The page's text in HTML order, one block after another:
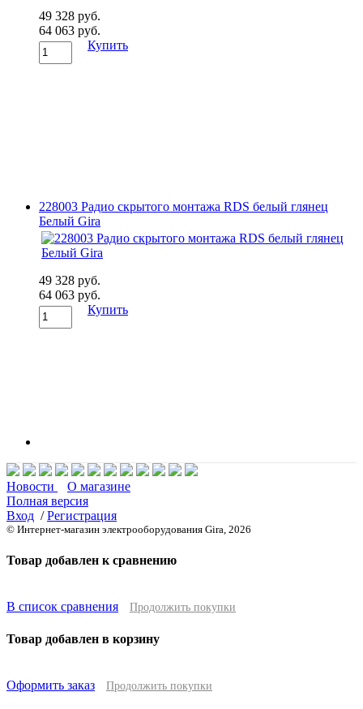
49 328 руб.
64 063 руб.
Купить
228003 Радио скрытого монтажа RDS белый глянец
Белый Gira
49 328 руб.
64 063 руб.
Купить
Новости
О магазине
Полная версия
Вход /Регистрация
© Интернет-магазин электрооборудования Gira, 2026
Товар добавлен к сравнению
В список сравнения Продолжить покупки
Товар добавлен в корзину
Оформить заказ Продолжить покупки